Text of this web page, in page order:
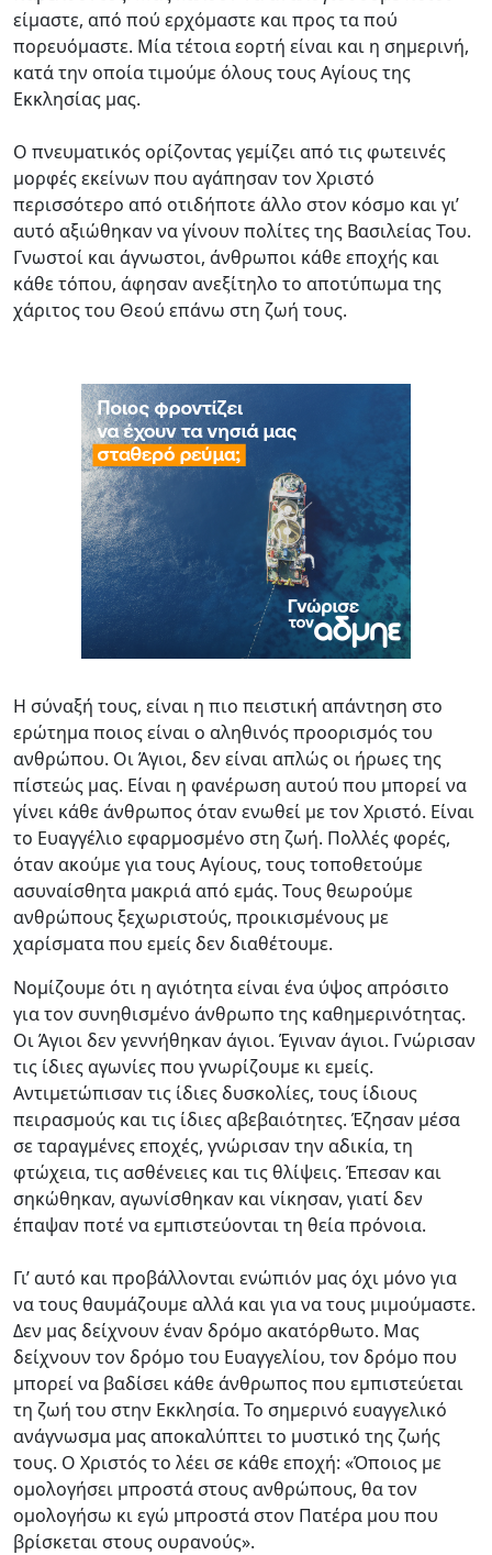
είμαστε, από πού ερχόμαστε και προς τα πού
πορευόμαστε. Μία τέτοια εορτή είναι και η σημερινή,
κατά την οποία τιμούμε όλους τους Αγίους της
Εκκλησίας μας.
Ο πνευματικός ορίζοντας γεμίζει από τις φωτεινές
μορφές εκείνων που αγάπησαν τον Χριστό
περισσότερο από οτιδήποτε άλλο στον κόσμο και γι’
αυτό αξιώθηκαν να γίνουν πολίτες της Βασιλείας Του.
Γνωστοί και άγνωστοι, άνθρωποι κάθε εποχής και
κάθε τόπου, άφησαν ανεξίτηλο το αποτύπωμα της
χάριτος του Θεού επάνω στη ζωή τους.
Η σύναξή τους, είναι η πιο πειστική απάντηση στο
ερώτημα ποιος είναι ο αληθινός προορισμός του
ανθρώπου. Οι Άγιοι, δεν είναι απλώς οι ήρωες της
πίστεώς μας. Είναι η φανέρωση αυτού που μπορεί να
γίνει κάθε άνθρωπος όταν ενωθεί με τον Χριστό. Είναι
το Ευαγγέλιο εφαρμοσμένο στη ζωή. Πολλές φορές,
όταν ακούμε για τους Αγίους, τους τοποθετούμε
ασυναίσθητα μακριά από εμάς. Τους θεωρούμε
ανθρώπους ξεχωριστούς, προικισμένους με
χαρίσματα που εμείς δεν διαθέτουμε.
Νομίζουμε ότι η αγιότητα είναι ένα ύψος απρόσιτο
για τον συνηθισμένο άνθρωπο της καθημερινότητας.
Οι Άγιοι δεν γεννήθηκαν άγιοι. Έγιναν άγιοι. Γνώρισαν
τις ίδιες αγωνίες που γνωρίζουμε κι εμείς.
Αντιμετώπισαν τις ίδιες δυσκολίες, τους ίδιους
πειρασμούς και τις ίδιες αβεβαιότητες. Έζησαν μέσα
σε ταραγμένες εποχές, γνώρισαν την αδικία, τη
φτώχεια, τις ασθένειες και τις θλίψεις. Έπεσαν και
σηκώθηκαν, αγωνίσθηκαν και νίκησαν, γιατί δεν
έπαψαν ποτέ να εμπιστεύονται τη θεία πρόνοια.
Γι’ αυτό και προβάλλονται ενώπιόν μας όχι μόνο για
να τους θαυμάζουμε αλλά και για να τους μιμούμαστε.
Δεν μας δείχνουν έναν δρόμο ακατόρθωτο. Μας
δείχνουν τον δρόμο του Ευαγγελίου, τον δρόμο που
μπορεί να βαδίσει κάθε άνθρωπος που εμπιστεύεται
τη ζωή του στην Εκκλησία. Το σημερινό ευαγγελικό
ανάγνωσμα μας αποκαλύπτει το μυστικό της ζωής
τους. Ο Χριστός το λέει σε κάθε εποχή: «Όποιος με
ομολογήσει μπροστά στους ανθρώπους, θα τον
ομολογήσω κι εγώ μπροστά στον Πατέρα μου που
βρίσκεται στους ουρανούς».